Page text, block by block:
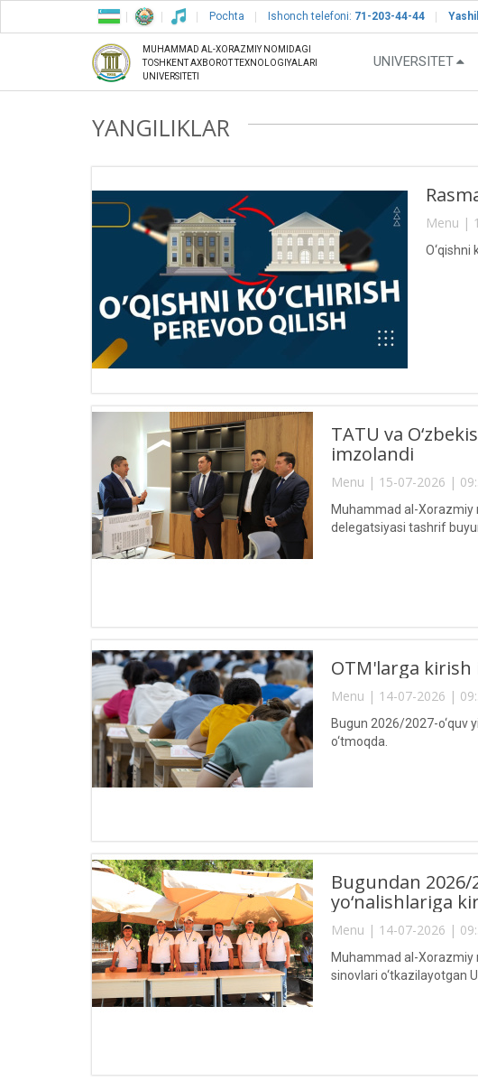
Pochta Ishonch telefoni: 71-203-44-44
MUHAMMAD AL-XORAZMIY NOMIDAGI
TOSHKENT AXBOROT TEXNOLOGIYALARI
UNIVERSITETI
UNIVERSITET
YANGILIKLAR
Menu |
O‘qishni
TATU va
imzolandi
Menu | 15-07-2026 |
Muhammad al-Xorazmiy
delegatsiyasi tashrif
OTM'larga
Menu | 14-07-2026 |
Bugun 2026/2027-o‘quv
o‘tmoqda.
Bugundan 2026/
yo‘nalishlariga
Menu | 14-07-2026 |
Muhammad al-Xorazmiy
sinovlari o‘tkazilayotgan